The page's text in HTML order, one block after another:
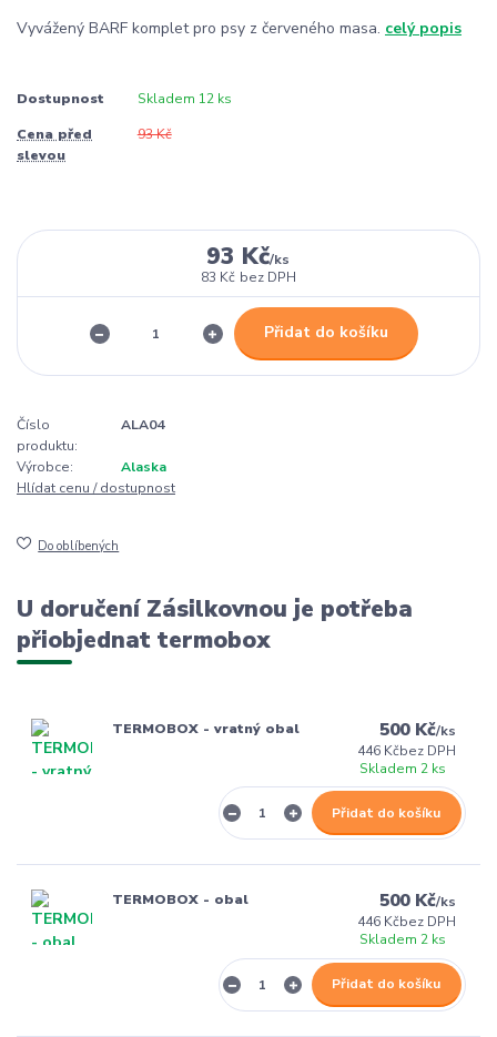
Vyvážený BARF komplet pro psy z červeného masa. celý popis
Dostupnost Skladem 12 ks
Cena před
slevou
93 Kč
93 Kč/ks
83 Kč bez DPH
Přidat do košíku
Číslo
produktu:
ALA04
Výrobce:
Alaska
Hlídat cenu / dostupnost
Do oblíbených
U doručení Zásilkovnou je potřeba
přiobjednat termobox
TERMOBOX - vratný obal 500 Kč/ks
446 Kčbez DPH
Skladem 2 ks
Přidat do košíku
TERMOBOX - obal 500 Kč/ks
446 Kčbez DPH
Skladem 2 ks
Přidat do košíku